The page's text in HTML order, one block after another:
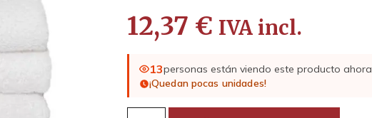
12,37 € IVA incl.
13personas están viendo este producto ahora
¡Quedan pocas unidades!